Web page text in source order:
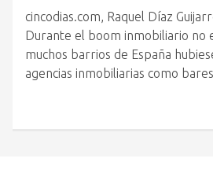
cincodias.com, Raquel Díaz
Durante el boom inmobiliario no
muchos barrios de España
agencias inmobiliarias como